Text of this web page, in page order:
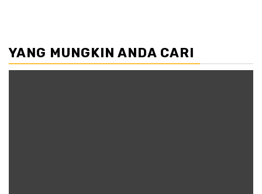
YANG MUNGKIN ANDA CARI